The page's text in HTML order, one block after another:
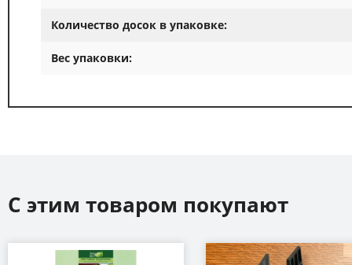
Количество досок в упаковке:
Вес упаковки:
С этим товаром покупают